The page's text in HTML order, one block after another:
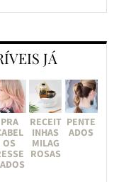
JÁ
PRA
OS
RECEIT
INHAS
MILAG
ROSAS
PENTE
ADOS